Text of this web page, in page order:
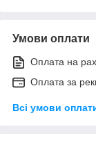
Умови оплати
Оплата на
Оплата за
Всі умови